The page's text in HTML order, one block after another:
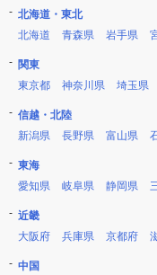
北海道・東北
北海道
青森県 岩手県
関東
東京都
神奈川県 埼玉県
信越・北陸
新潟県
長野県 富山県
東海
愛知県
岐阜県 静岡県
近畿
大阪府
兵庫県 京都府
中国